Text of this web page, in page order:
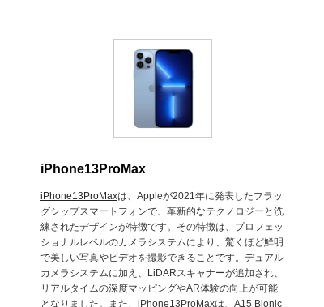
iPhone13ProMax
iPhone13ProMaxは、Appleが2021年に発表したフラッ
グシップスマートフォンで、革新的なテクノロジーと洗
練されたデザインが特徴です。その特徴は、プロフェッ
ショナルレベルのカメラシステムにより、驚くほど鮮明
で美しい写真やビデオを撮影できることです。デュアル
カメラシステムに加え、LiDARスキャナーが追加され、
リアルタイムの深度マッピングやAR体験の向上が可能
となりました。また、iPhone13ProMaxは、A15 Bionic